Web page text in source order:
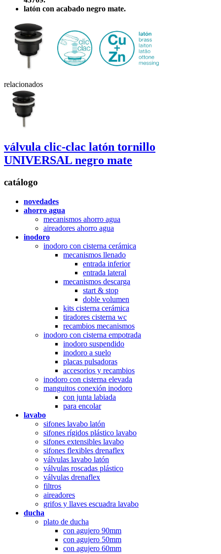
latón con acabado negro mate.
relacionados
válvula clic-clac latón tornillo
UNIVERSAL negro mate
catálogo
novedades
ahorro agua
mecanismos ahorro agua
aireadores ahorro agua
inodoro
inodoro con cisterna cerámica
mecanismos llenado
entrada inferior
entrada lateral
mecanismos descarga
start & stop
doble volumen
kits cisterna cerámica
tiradores cisterna wc
recambios mecanismos
inodoro con cisterna empotrada
inodoro suspendido
inodoro a suelo
placas pulsadoras
accesorios y recambios
inodoro con cisterna elevada
manguitos conexión inodoro
con junta labiada
para encolar
lavabo
sifones lavabo latón
sifones rígidos plástico lavabo
sifones extensibles lavabo
sifones flexibles drenaflex
válvulas lavabo latón
válvulas roscadas plástico
válvulas drenaflex
filtros
aireadores
grifos y llaves escuadra lavabo
ducha
plato de ducha
con agujero 90mm
con agujero 50mm
con agujero 60mm